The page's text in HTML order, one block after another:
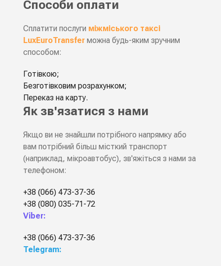
Способи оплати
Сплатити послуги міжміського таксі
LuxEuroTransferможна будь-яким зручним
способом:
Готівкою;
Безготівковим розрахунком;
Переказ на карту.
Як зв'язатися з нами
Якщо ви не знайшли потрібного напрямку або
вам потрібний більш місткий транспорт
(наприклад, мікроавтобус), зв'яжіться з нами за
телефоном:
+38 (066) 473-37-36
+38 (080) 035-71-72
Viber:
+38 (066) 473-37-36
Telegram: